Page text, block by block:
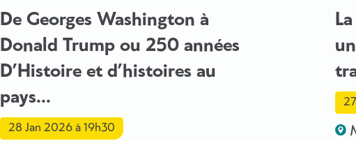
De Georges Washington à
Donald Trump ou 250 années
D’Histoire et d’histoires au
pays...
28 Jan 2026 à 19h30